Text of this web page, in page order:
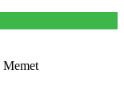
Memet